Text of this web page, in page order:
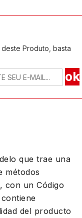
Produto, basta
que trae una
métodos
con un Código
del producto